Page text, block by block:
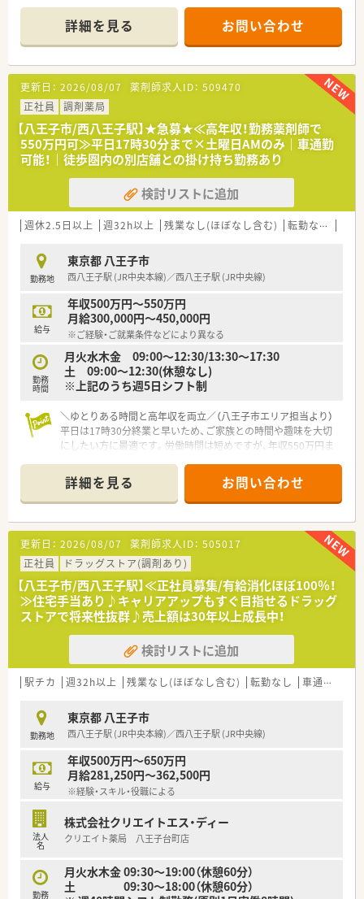
■代表取締役はMRや企業勤務を経て開局した経歴を持ち、異な
るバックグラウンドを持つ方の気持ちを深く理解してくれる方
■新規出店の相談も多数寄せられており、安定した経営基盤を維
持しながらも着実な事業拡大を目指している勢いのある法人で
す。
で、自分時間を大切にしながら働けますよ。
＊------------------------------------------＊
【店舗情報と応需状況について】
■JR中央線の西八王子駅から徒歩1分という絶好のロケーショ
ンに位置しており、天候に左右されず毎日の通勤が非常に快適で
す。
■特定の医療機関に限定されない面応需のスタイルをとってお
り、多種多様な科目の処方箋に触れることで幅広い知見を習得で
きます。
■約1200品目におよぶ豊富な医薬品を備えており、多角的な調
剤ニーズに対応しながら地域のかかりつけ薬局として機能して
【募集背景と求める人物像について】
20代から40代前半までの正社員薬剤師の方を募集しておりま
す。
■将来的に店舗管理やマネジメント職へのステップアップを目
指す、成長意欲と責任感をお持ちの若い世代の方を歓迎いたしま
す。
■地域住民の健康を支えるパートナーとして、明るく丁寧な服薬
指導を行い、周囲と円滑に連携できる協調性のある方を求めてお
ります。
【職場環境と雰囲気】
にする社風」が浸透しており、中途入社の方も馴染みやすい環境
です。
■駅チカながら落ち着いた雰囲気の店舗で、最新の監査システム
■スタッフ間のコミュニケーションが活発で、困ったことがあれ
ばすぐに相談できる温かみのある人間関係が構築されていま
【法人特徴について】
■八王子市を中心に21店舗を展開する地域密着型企業でありな
がら、東証プライム上場グループに属する安定した経営基盤が魅
力です。
■地場チェーンならではの風通しの良さと、大手グループが提供
する質の高い教育・研修制度を両立させている稀有な法人です。
■在宅医療やOTCサプリメント事業など多角的な経営を行って
おり、薬剤師として多様なキャリアパスを描くことが可能でござ
います。
■年間休日は125日と非常に多く、有給休暇も法定通り付与され
るほか、取得率80％と休みを取りやすい文化が根付いておりま
詳細を見る お問い合わせ
更新日： 2026/08/07 薬剤師求人ID： 509470
正社員
調剤薬局
【八王子市/西八王子駅】★急募★≪高年収！勤務薬剤師で
550万円可≫平日17時30分まで×土曜日AMのみ｜車通勤
可能！｜徒歩圏内の別店舗との掛け持ち勤務あり
検討リストに追加
週休2.5日以上 週32h以上 残業なし(ほぼなし含む) 転勤なし
勤務地
東京都 八王子市
西八王子駅 (JR中央本線)／西八王子駅 (JR中央線)
給与
年収500万円～550万円
月給300,000円～450,000円
※ご経験・ご就業条件などにより異なる
勤務
時間
月火水木金 09:00～12:30/13:30～17:30
土 09:00～12:30(休憩なし)
※上記のうち週5日シフト制
＼ゆとりある時間と高年収を両立／（八王子市エリア担当より）
平日は17時30分終業と早いため、ご家族との時間や趣味を大切
にしたい方に最適です。労働時間は短めですが、年収550万円ま
＊------------------------------------------＊
【店舗情報と応需状況について】
■西八王子駅からバス9分の立地にあり(車通勤可)、内科や消化
器科、循環器科などの処方箋をメインに1日約40枚応需していま
す。
■お昼の12時から13時半までは一度店舗を閉めているため、業
務と休憩のメリハリをつけてしっかりとリフレッシュできま
す。
■患者様一人ひとりと向き合いながらアットホームな環境で勤
務いただけます。
【募集背景と求める人物像について】
■今後の体制強化を見据えた定期採用として、1人薬剤師体制に
も柔軟に対応いただける薬剤師の方を募集しております。
て前向きに取り組める柔軟な思考をお持ちの方を求めていま
す。
■近隣の店舗との掛け持ち勤務が発生する可能性があるため、状
況に応じて店舗間を移動できる方を歓迎いたします。
【法人特徴について】
■八王子市内に3店舗をドミナント展開しており、地域に根ざし
せん。
■駅前やクリニックビルなど、多様な形態で店舗を出店してお
す。
■全店舗でお昼休憩時に一度薬局を閉める運用を徹底しており、
詳細を見る お問い合わせ
更新日： 2026/08/07 薬剤師求人ID： 505017
正社員
ドラッグストア(調剤あり)
【八王子市/西八王子駅】≪正社員募集/有給消化ほぼ100％！
≫住宅手当あり♪キャリアアップもすぐ目指せるドラッグ
ストアで将来性抜群♪売上額は30年以上成長中！
検討リストに追加
駅チカ 週32h以上 残業なし(ほぼなし含む) 転勤なし 車通勤可
勤務地
東京都 八王子市
西八王子駅 (JR中央本線)／西八王子駅 (JR中央線)
給与
年収500万円～650万円
月給281,250円～362,500円
※経験・スキル・役職による
法人
名
株式会社クリエイトエス・ディー
クリエイト薬局 八王子台町店
勤務
月火水木金 09:30～19:00（休憩60分）
土 09:30～18:00（休憩60分）